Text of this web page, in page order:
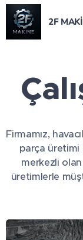
2F
Firmamız,
parça üretimi
merkezli
üretimlerle